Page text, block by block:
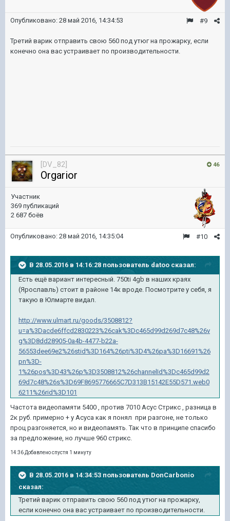
#9
Опубликовано: 28 май 2016, 14:34:53
Третий варик отправить свою 560 под утюг на прожарку, если
конечно она вас устраивает по производительности.
46
[DV_82]
Orgarior
Участник
369 публикаций
2 687 боёв
#10
Опубликовано: 28 май 2016, 14:35:04
В 28.05.2016 в 14:16:28 пользователь datoo сказал:
Есть ещё вариант интересный. 750ti 4gb в наших краях
(Ярославль) стоит в районе 14к вроде. Посмотрите у себя, я
такую в Юлмарте видал.
http://www.ulmart.ru/goods/3508812?
u=a%3Dacde6ffcd2830223%26cak%3Dc465d99d269d7c48%26v
g%3D8dd28905-0a4b-4477-b22a-
56553dee69e2%26stid%3D164%26pti%3D4%26pa%3D16691%26
pn%3D-
1%26pos%3D43%26p%3D3508812%26channelId%3Dc465d99d2
69d7c48%26s%3D69F8695776665C7D313B15142E55D571.web0
6211%26rid%3D101
Частота видеопамяти 5400 , против 7010 Асус Стрикс , разница в
2к руб. примерно + у Асуса как я понял при разгоне, не только
проц разгоняется, но и видеопамять. Так что в принципе спасибо
за предложение, но лучше 960 стрикс.
14:36 Добавлено спустя 1 минуту
В 28.05.2016 в 14:34:53 пользователь DonCarbonio
сказал:
Третий варик отправить свою 560 под утюг на прожарку,
если конечно она вас устраивает по производительности.